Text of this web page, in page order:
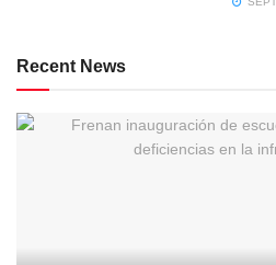
Recent News